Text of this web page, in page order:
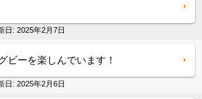
日: 2025年2月7日
ビーを楽しんでいます！
日: 2025年2月6日